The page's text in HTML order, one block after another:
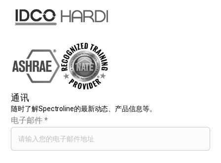
通讯
随时了解Spectroline的最新动态、产品信息等。
电子邮件*